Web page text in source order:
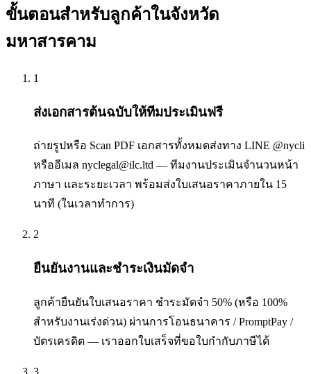
ขั้นตอนสำหรับลูกค้าในจังหวัด
มหาสารคาม
1
ส่งเอกสารต้นฉบับให้ทีมประเมินฟรี
ถ่ายรูปหรือ Scan PDF เอกสารทั้งหมดส่งทาง LINE @nycli
หรืออีเมล nyclegal@ilc.ltd — ทีมงานประเมินจำนวนหน้า
ภาษา และระยะเวลา พร้อมส่งใบเสนอราคาภายใน 15
นาที (ในเวลาทำการ)
2
ยืนยันงานและชำระเงินมัดจำ
ลูกค้ายืนยันใบเสนอราคา ชำระมัดจำ 50% (หรือ 100%
สำหรับงานเร่งด่วน) ผ่านการโอนธนาคาร / PromptPay /
บัตรเครดิต — เราออกใบเสร็จที่ขอใบกำกับภาษีได้
3